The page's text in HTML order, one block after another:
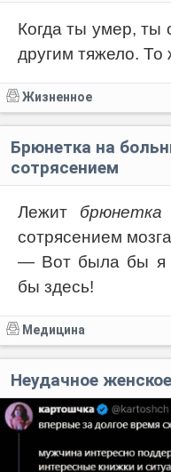
Когда ты умер, ты
другим тяжело. То
Жизненное
Брюнетка на
сотрясением
Лежит брюнетка
сотрясением
— Вот была бы я
бы здесь!
Медицина
Неудачное